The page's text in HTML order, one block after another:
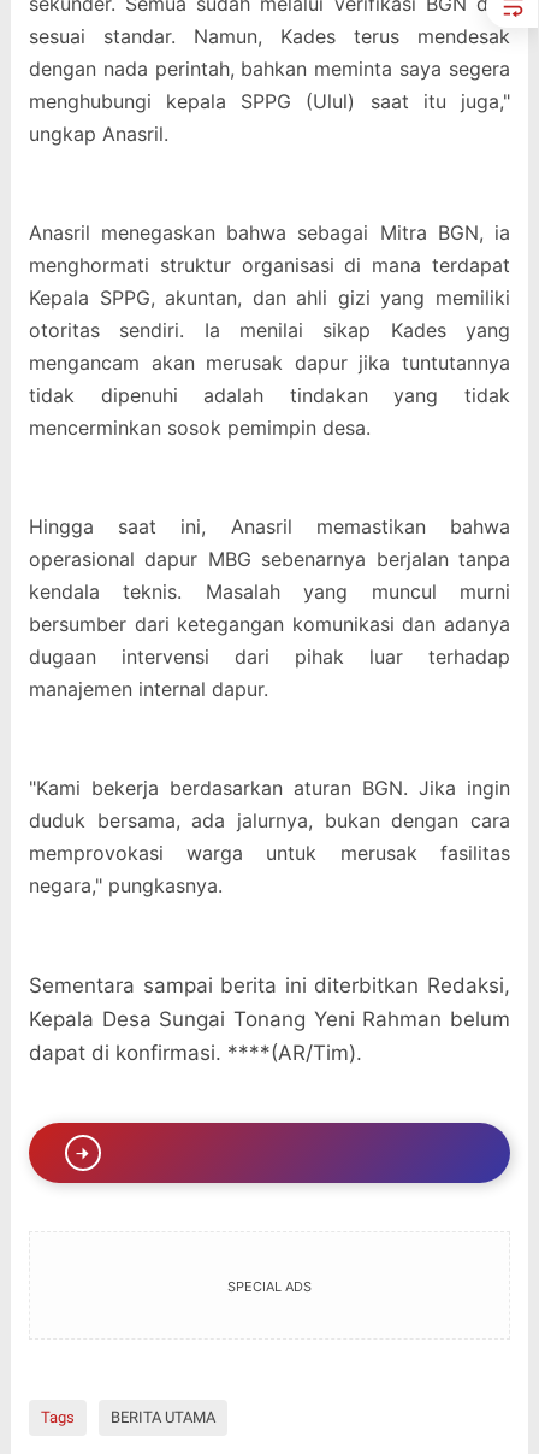
sesuai standar. Namun, Kades terus mendesak
dengan nada perintah, bahkan meminta saya segera
menghubungi kepala SPPG (Ulul) saat itu juga,"
ungkap Anasril.
Anasril menegaskan bahwa sebagai Mitra BGN, ia
menghormati struktur organisasi di mana terdapat
Kepala SPPG, akuntan, dan ahli gizi yang memiliki
otoritas sendiri. Ia menilai sikap Kades yang
mengancam akan merusak dapur jika tuntutannya
tidak dipenuhi adalah tindakan yang tidak
mencerminkan sosok pemimpin desa.
Hingga saat ini, Anasril memastikan bahwa
operasional dapur MBG sebenarnya berjalan tanpa
kendala teknis. Masalah yang muncul murni
bersumber dari ketegangan komunikasi dan adanya
dugaan intervensi dari pihak luar terhadap
manajemen internal dapur.
"Kami bekerja berdasarkan aturan BGN. Jika ingin
duduk bersama, ada jalurnya, bukan dengan cara
memprovokasi warga untuk merusak fasilitas
negara," pungkasnya.
Sementara sampai berita ini diterbitkan Redaksi,
Kepala Desa Sungai Tonang Yeni Rahman belum
dapat di konfirmasi. ****(AR/Tim).
SPECIAL ADS
Tags BERITA UTAMA